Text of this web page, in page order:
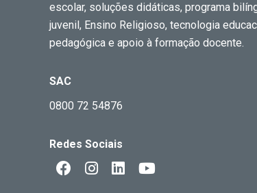
escolar, soluções didáticas, programa
juvenil, Ensino Religioso, tecnologia
pedagógica e apoio à formação docente.
SAC
0800 72 54876
Redes Sociais